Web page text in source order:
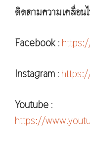
ติดตามความเคลื่อน
Facebook :
Instagram :
Youtube :
https://